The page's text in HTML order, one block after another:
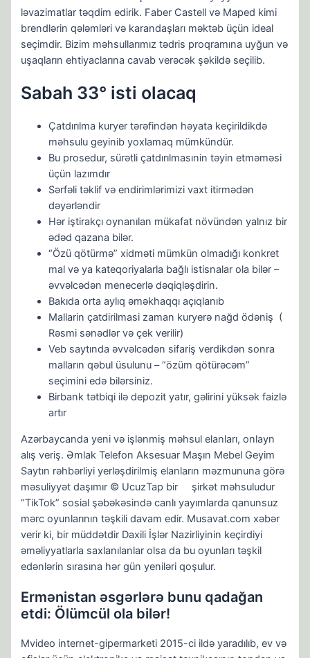
ləvazimatlar təqdim edirik. Faber Castell və Maped kimi
brendlərin qələmləri və karandaşları məktəb üçün ideal
seçimdir. Bizim məhsullarımız tədris proqramına uyğun və
uşaqların ehtiyaclarına cavab verəcək şəkildə seçilib.
Sabah 33° isti olacaq
Çatdırılma kuryer tərəfindən həyata keçirildikdə
məhsulu geyinib yoxlamaq mümkündür.
Bu prosedur, sürətli çatdırılmasınin təyin etməməsi
üçün lazımdır
Sərfəli təklif və endirimlərimizi vaxt itirmədən
dəyərləndir
Hər iştirakçı oynanılan mükafat növündən yalnız bir
ədəd qazana bilər.
“Özü qötürmə” xidməti mümkün olmadığı konkret
mal və ya kateqoriyalarla bağlı istisnalar ola bilər –
əvvəlcədən menecerlə dəqiqləşdirin.
Bakıda orta aylıq əməkhaqqı açıqlanıb
Mallarin çatdirilmasi zaman kuryerə nağd ödəniş (
Rəsmi sənədlər və çek verilir)
Veb saytında əvvəlcədən sifariş verdikdən sonra
malların qəbul üsulunu – “özüm qötürəcəm”
seçimini edə bilərsiniz.
Birbank tətbiqi ilə depozit yatır, gəlirini yüksək faizlə
artır
Azərbaycanda yeni və işlənmiş məhsul elanları, onlayn
alış veriş. Əmlak Telefon Aksesuar Maşın Mebel Geyim
Saytın rəhbərliyi yerləşdirilmiş elanların məzmununa görə
məsuliyyət daşımır © UcuzTap bir şirkət məhsuludur
“TikTok” sosial şəbəkəsində canlı yayımlarda qanunsuz
mərc oyunlarının təşkili davam edir. Musavat.com xəbər
verir ki, bir müddətdir Daxili İşlər Nazirliyinin keçirdiyi
əməliyyatlarla saxlanılanlar olsa da bu oyunları təşkil
edənlərin sırasına hər gün yeniləri qoşulur.
Ermənistan əsgərlərə bunu qadağan
etdi: Ölümcül ola bilər!
Mvideo internet-gipermarketi 2015-ci ildə yaradılıb, ev və